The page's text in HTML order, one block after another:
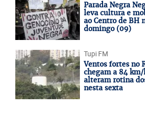
Parada Negra
leva cultura e
ao Centro de BH
domingo (09)
Tupi FM
Ventos fortes no
chegam a 84 km/
alteram rotina
nesta sexta